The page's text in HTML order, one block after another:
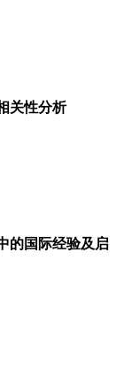
关性分析
的国际经验及启